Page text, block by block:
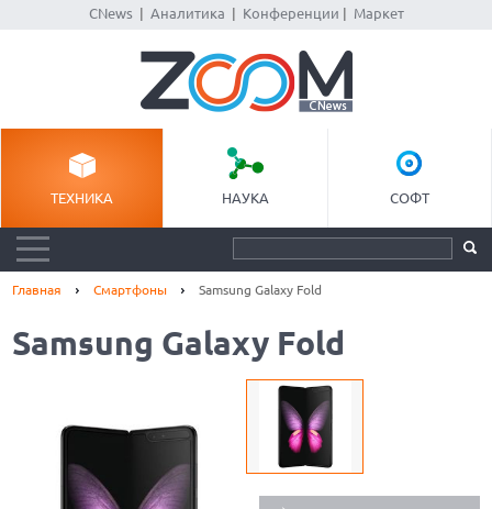
CNews| Аналитика Конференции Маркет
ТЕХНИКА НАУКА СОФТ
Главная Смартфоны Samsung Galaxy Fold
Samsung Galaxy Fold